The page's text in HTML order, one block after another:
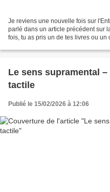
Je reviens une nouvelle fois sur
parlé dans un article précédent sur
fois, tu as pris un de tes livres ou
Le sens supramental
tactile
Publié le 15/02/2026 à 12:06